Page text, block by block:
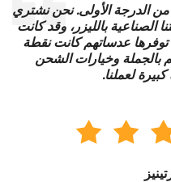
تعتبر عدسات الليزر من Raysoar من الدرجة الأولى. نحن نشتري
الصناعية بالليزر، وقد كانت
توفرها عدساتهم كانت نقطة
بالجملة وخيارات الشحن
لعملنا.